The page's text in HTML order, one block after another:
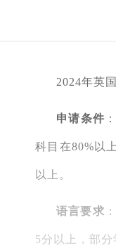
2024年英
申请条件
科目在80%以
以上。
语言要求
5分以上，部分